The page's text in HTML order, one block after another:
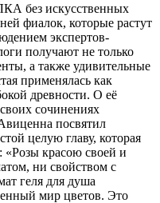
без искусственных
фиалок, которые растут
экспертов-
получают не только
а также удивительные
применялась как
древности. О её
сочинениях
посвятил
целую главу, которая
«Розы красою своей и
ни свойством с
геля для душа
мир цветов. Это